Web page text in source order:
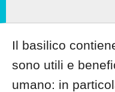
Il basilico
sono utili e
umano: in